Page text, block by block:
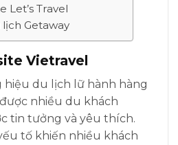
Let’s Travel
Getaway
Vietravel
hiệu du lịch lữ hành hàng
nhiều du khách
tin tưởng và yêu thích.
tố khiến nhiều khách